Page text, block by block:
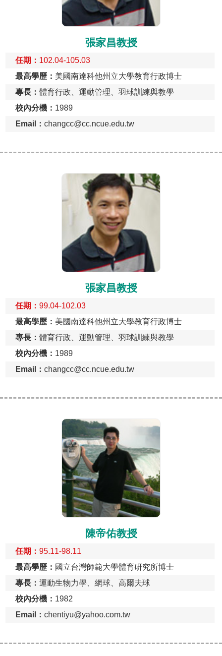
張家昌教授
任期： 102.04-105.03
最高學歷： 美國南達科他州立大學教育行政博士
專長： 體育行政、運動管理、羽球訓練與教學
校內分機： 1989
Email： changcc@cc.ncue.edu.tw
張家昌教授
任期： 99.04-102.03
最高學歷： 美國南達科他州立大學教育行政博士
專長： 體育行政、運動管理、羽球訓練與教學
校內分機： 1989
Email： changcc@cc.ncue.edu.tw
陳帝佑教授
任期： 95.11-98.11
最高學歷： 國立台灣師範大學體育研究所博士
專長： 運動生物力學、網球、高爾夫球
校內分機： 1982
Email： chentiyu@yahoo.com.tw